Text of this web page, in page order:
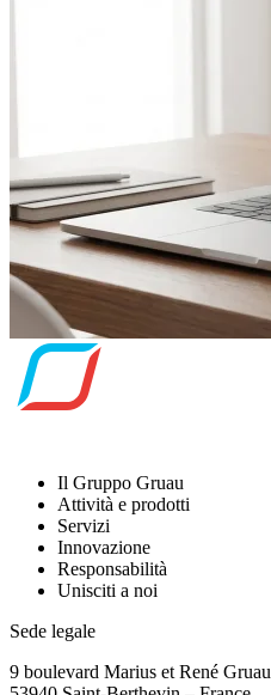
Il Gruppo Gruau
Attività e prodotti
Servizi
Innovazione
Responsabilità
Unisciti a noi
Sede legale
9 boulevard Marius et René Gruau